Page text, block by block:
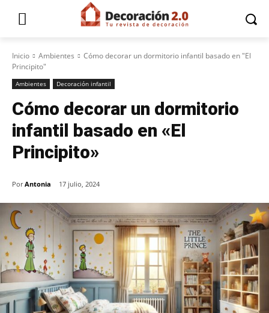
Inicio Ambientes
Cómo decorar un dormitorio infantil basado en "El
Principito"
Ambientes Decoración infantil
Cómo decorar un dormitorio
infantil basado en «El
Principito»
Por Antonia 17 julio, 2024